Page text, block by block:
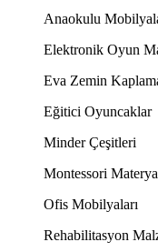
Anaokulu
Elektronik Oyun
Eva Zemin
Eğitici Oyuncaklar
Minder Çeşitleri
Montessori
Ofis Mobilyaları
Rehabilitasyon